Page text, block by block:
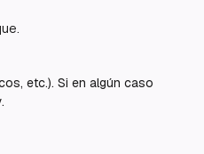
etc.). Si en algún caso